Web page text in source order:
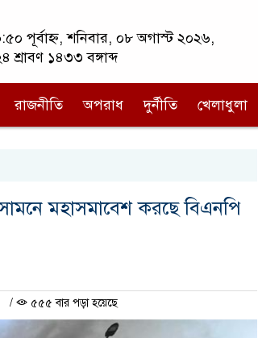
পূর্বাহ্ন, শনিবার, ০৮ অগাস্ট ২০২৬,
শ্রাবণ ১৪৩৩ বঙ্গাব্দ
রাজনীতি অপরাধ দুর্নীতি খেলাধুলা
সামনে মহাসমাবেশ করছে বিএনপি
/ ৫৫৫ বার পড়া হয়েছে